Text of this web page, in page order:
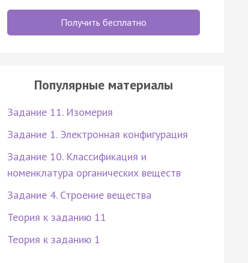
Получить бесплатно
Популярные материалы
Задание 11. Изомерия
Задание 1. Электронная конфигурация
Задание 10. Классификация и
номенклатура органических веществ
Задание 4. Строение вещества
Теория к заданию 11
Теория к заданию 1